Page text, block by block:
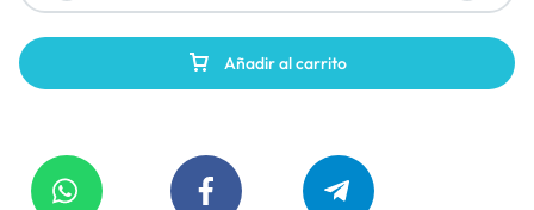
Añadir al carrito